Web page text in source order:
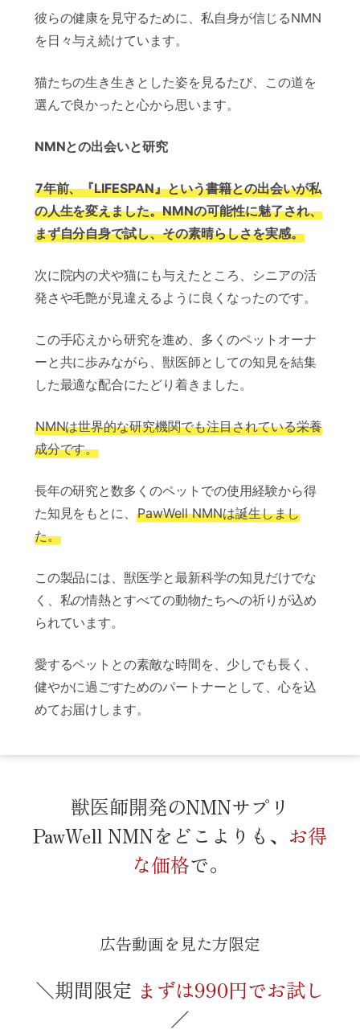
彼らの健康を見守るために、私自身が信じるNMN
を日々与え続けています。
猫たちの生き生きとした姿を見るたび、この道を
選んで良かったと心から思います。
NMNとの出会いと研究
7年前、『LIFESPAN』という書籍との出会いが私
の人生を変えました。NMNの可能性に魅了され、
まず自分自身で試し、その素晴らしさを実感。
次に院内の犬や猫にも与えたところ、シニアの活
発さや毛艶が見違えるように良くなったのです。
この手応えから研究を進め、多くのペットオーナ
ーと共に歩みながら、獣医師としての知見を結集
した最適な配合にたどり着きました。
NMNは世界的な研究機関でも注目されている栄養
成分です。
長年の研究と数多くのペットでの使用経験から得
た知見をもとに、PawWell NMNは誕生しまし
た。
この製品には、獣医学と最新科学の知見だけでな
く、私の情熱とすべての動物たちへの祈りが込め
られています。
愛するペットとの素敵な時間を、少しでも長く、
健やかに過ごすためのパートナーとして、心を込
めてお届けします。
獣医師開発のNMNサプリ
PawWell NMNをどこよりも、 お得
な価格で。
広告動画を見た方限定
＼期間限定 まずは990円でお試し
／